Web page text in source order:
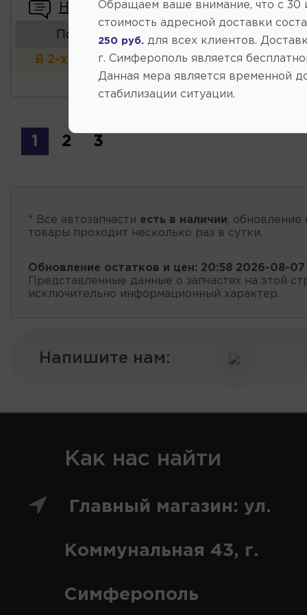
Написать отзыв
Показать аналоги
В 2-х и более магазинах
1 2 3
* Все автозапчасти есть в наличии, обновление
товары проходит несколько раз в сутки.
Обновление остатков и цен: 20:58 2026-08-07
Представленные данные о запчастях на этой
исключительно информационный характер.
Напишите нам:
Как нас найти
Главный магазин: ул.
Коммунальная 43, г.
Симферополь
Обращаем ваше внимание, что c 30
стоимость адресной доставки
250 руб.
для всех клиентов.
г. Симферополь является
Данная мера является временной
стабилизации ситуации.